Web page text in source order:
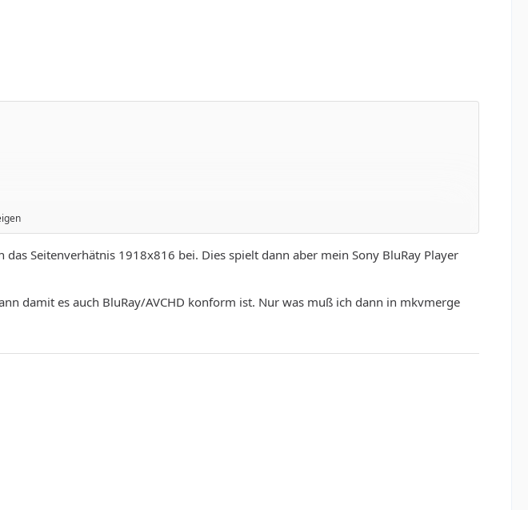
Seitenverhätnis 1918x816 bei. Dies spielt dann aber mein Sony BluRay Player
damit es auch BluRay/AVCHD konform ist. Nur was muß ich dann in mkvmerge